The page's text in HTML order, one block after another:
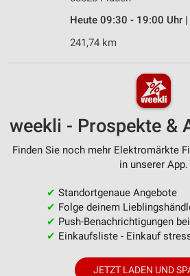
Heute 09:30 - 19:00 Uhr |
241,74 km
weekli - Prospekte &
Finden Sie noch mehr Elektromärkte
in unserer App.
✔ Standortgenaue Angebote
✔ Folge deinem
✔ Push-Benachrichtigungen
✔ Einkaufsliste - Einkauf
JETZT LADEN UND